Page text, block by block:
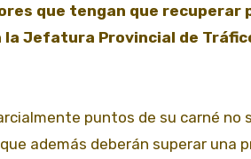
Jefatura Provincial de
puntos de su carné no
además deberán superar una